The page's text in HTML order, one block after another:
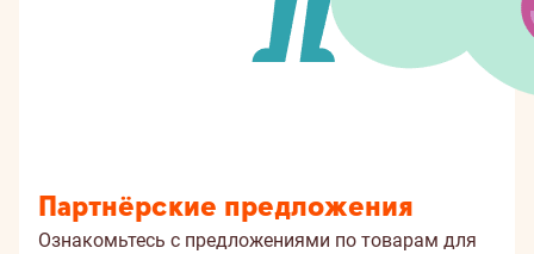
Партнёрские предложения
Ознакомьтесь с предложениями по товарам для